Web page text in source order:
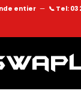
entier — 📞 Tel: 03